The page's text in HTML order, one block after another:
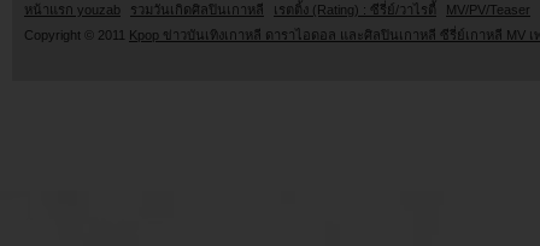
หน้าแรก youzab รวมวันเกิดศิลปินเกาหลี เรตติ้ง (Rating) : ซีรี่ย์/วาไรตี้
MV/PV/Teaser
Copyright © 2011 Kpop ข่าวบันเทิงเกาหลี ดาราไอดอล และศิลปินเกาหลี ซีรี่ย์เกาหลี MV